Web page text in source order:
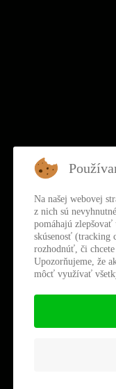
Na našej webovej
z nich sú
pomáhajú
skúsenosť (tracking
rozhodnúť, či
Upozorňujeme, že
môcť využívať